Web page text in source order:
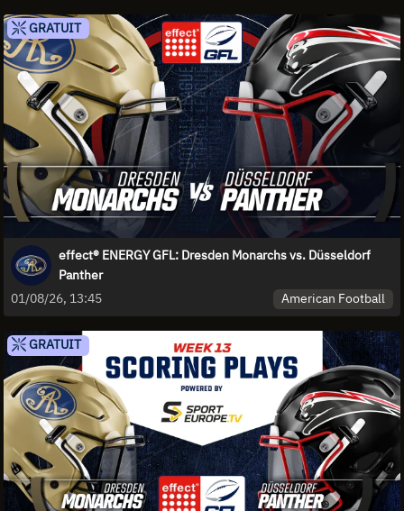
GRATUIT
effect® ENERGY GFL: Dresden Monarchs vs. Düsseldorf
Panther
01/08/26, 13:45
American Football
GRATUIT